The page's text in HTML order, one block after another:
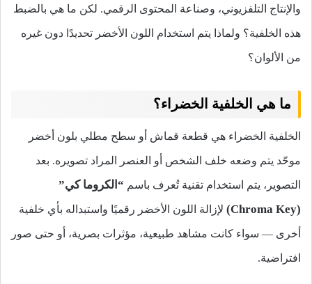
والإنتاج التلفزيوني، وصناعة المحتوى الرقمي. لكن ما هي بالضبط
هذه الخلفية؟ ولماذا يتم استخدام اللون الأخضر تحديدًا دون غيره
من الألوان؟
ما هي الخلفية الخضراء؟
الخلفية الخضراء هي قطعة قماش أو سطح مطلي بلون أخضر
موحّد يتم وضعه خلف الشخص أو العنصر المراد تصويره. بعد
التصوير، يتم استخدام تقنية تُعرف باسم “الكروما كي”
(Chroma Key)
لإزالة اللون الأخضر رقميًا واستبداله بأي خلفية
أخرى — سواء كانت مشاهد طبيعية، مؤثرات بصرية، أو حتى صور
افتراضية.